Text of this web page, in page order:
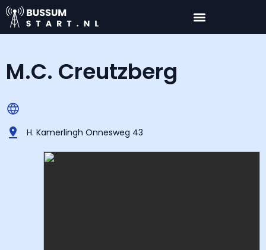
M.C. Creutzberg
H. Kamerlingh Onnesweg 43